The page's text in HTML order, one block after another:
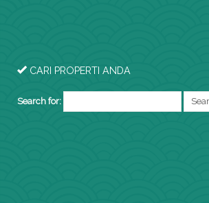
CARI PROPERTI ANDA
Search for: